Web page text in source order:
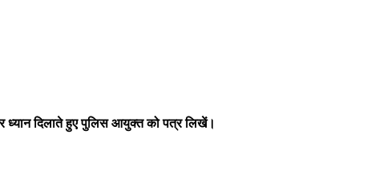
दिलाते हुए पुलिस आयुक्त को पत्र लिखें।